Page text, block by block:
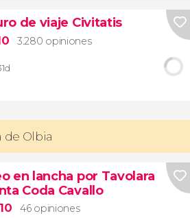
de viaje Civitatis
3.280 opiniones
de Olbia
en lancha por Tavolara
Coda Cavallo
46 opiniones